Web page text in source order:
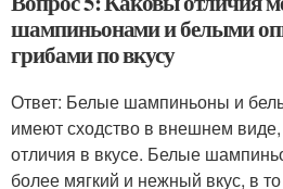
шампиньонами и белыми
грибами по вкусу
Ответ: Белые шампиньоны и
имеют сходство в внешнем
отличия в вкусе. Белые
более мягкий и нежный вкус, в